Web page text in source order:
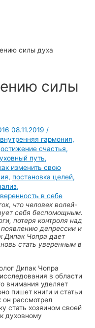
силы духа
силы
08.11.2019 /
внутренняя гармония,
счастья,
путь,
изменить свою
, постановка целей,
,
в себе
что человек волей-
себя беспомощным.
потеря контроля над
депрессии и
Дипак Чопра дает
стать уверенным в
Дипак Чопра
в области
внимания уделяет
пишет книги и статьи
он рассмотрел
стать хозяином своей
духовному